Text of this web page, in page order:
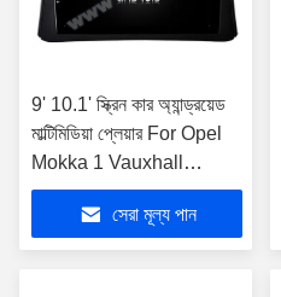
9' 10.1' স্ক্রিন কার অ্যান্ড্রয়েড
মাল্টিমিডিয়া প্লেয়ার For Opel
Mokka 1 Vauxhall
Mokka 2012-2016
সেরা মূল্য পান